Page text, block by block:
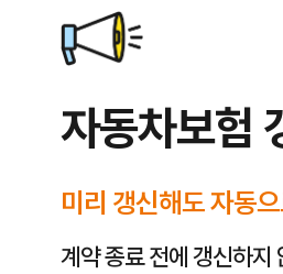
자동차보험
미리 갱신해도 자동
계약 종료 전에 갱신하지